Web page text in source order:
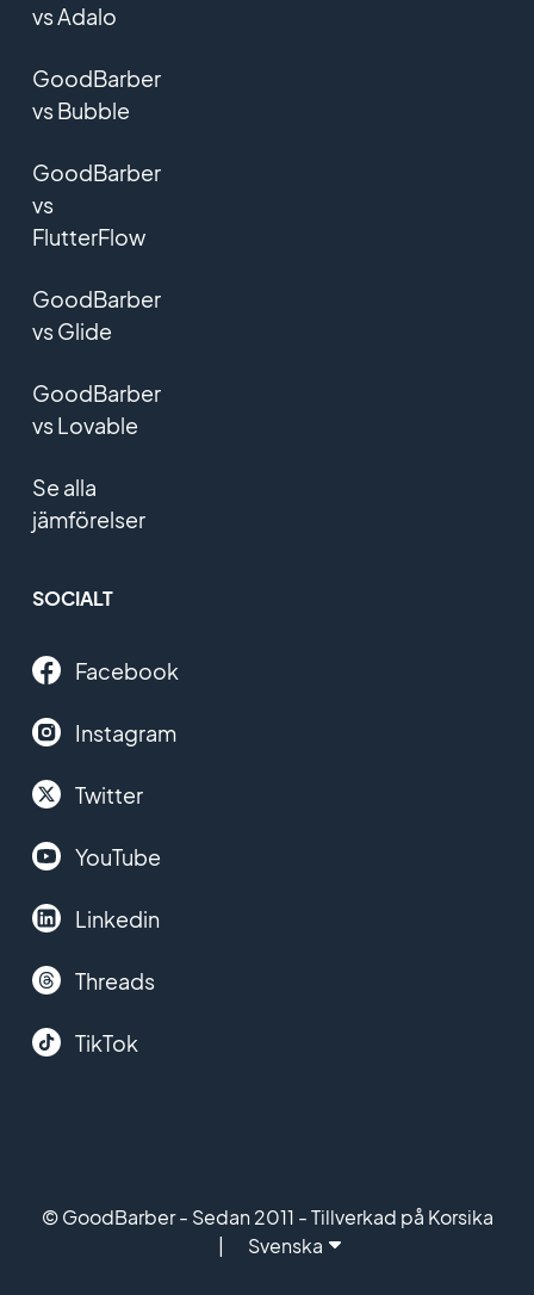
vs Adalo
GoodBarber
vs Bubble
GoodBarber
vs
FlutterFlow
GoodBarber
vs Glide
GoodBarber
vs Lovable
Se alla
jämförelser
SOCIALT
Facebook
Instagram
Twitter
YouTube
Linkedin
Threads
TikTok
© GoodBarber - Sedan 2011 - Tillverkad på Korsika
Svenska